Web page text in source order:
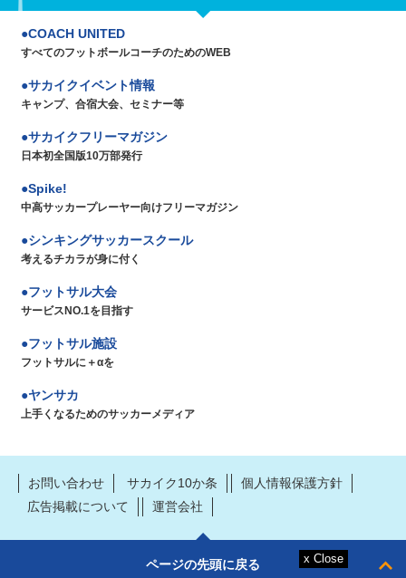
COACH UNITED
すべてのフットボールコーチのためのWEB
サカイクイベント情報
キャンプ、合宿大会、セミナー等
サカイクフリーマガジン
日本初全国版10万部発行
Spike!
中高サッカープレーヤー向けフリーマガジン
シンキングサッカースクール
考えるチカラが身に付く
フットサル大会
サービスNO.1を目指す
フットサル施設
フットサルに＋αを
ヤンサカ
上手くなるためのサッカーメディア
お問い合わせ サカイク10か条
個人情報保護方針
広告掲載について
運営会社
ページの先頭に戻る